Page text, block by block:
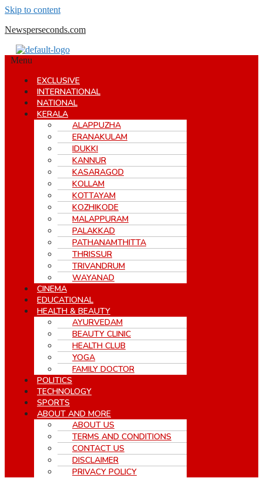
Skip to content
Newsperseconds.com
Menu
EXCLUSIVE
INTERNATIONAL
NATIONAL
KERALA
ALAPPUZHA
ERANAKULAM
IDUKKI
KANNUR
KASARAGOD
KOLLAM
KOTTAYAM
KOZHIKODE
MALAPPURAM
PALAKKAD
PATHANAMTHITTA
THRISSUR
TRIVANDRUM
WAYANAD
CINEMA
EDUCATIONAL
HEALTH & BEAUTY
AYURVEDAM
BEAUTY CLINIC
HEALTH CLUB
YOGA
FAMILY DOCTOR
POLITICS
TECHNOLOGY
SPORTS
ABOUT AND MORE
ABOUT US
TERMS AND CONDITIONS
CONTACT US
DISCLAIMER
PRIVACY POLICY